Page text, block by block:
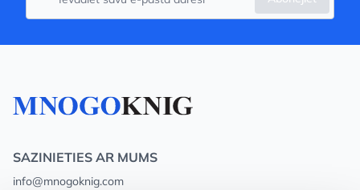
SAZINIETIES AR MUMS
info@mnogoknig.com